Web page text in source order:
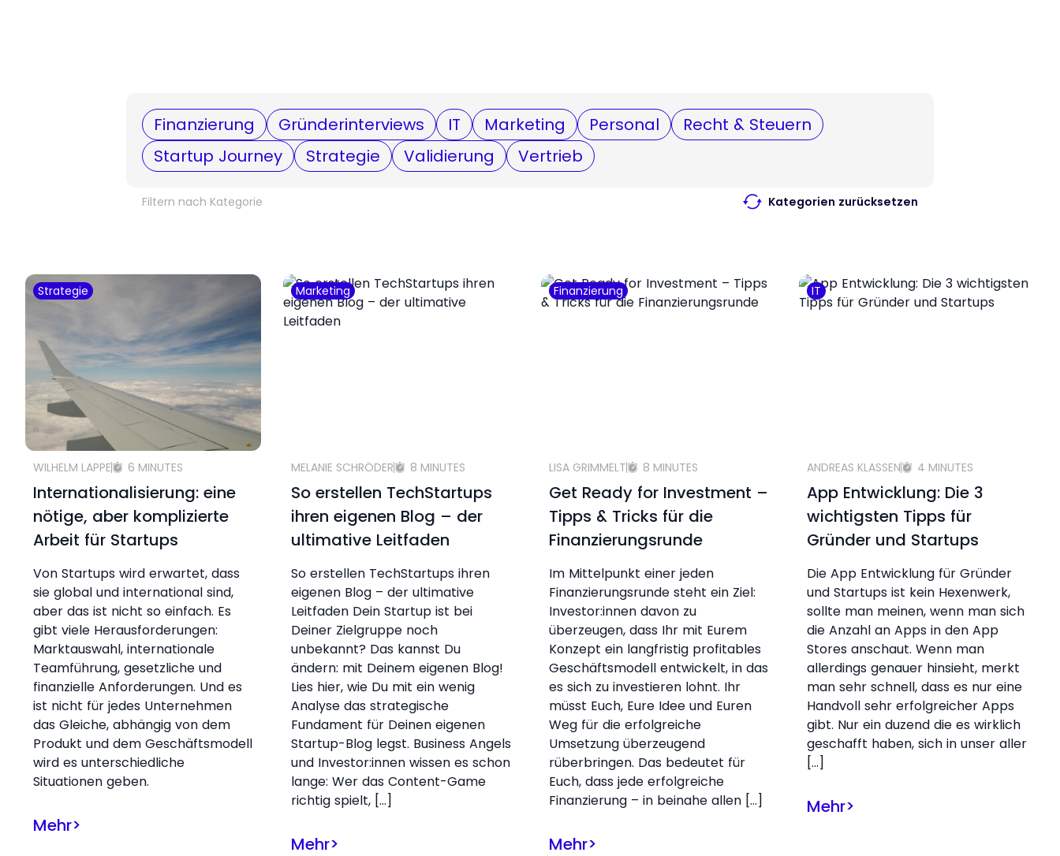
Finanzierung Gründerinterviews IT Marketing Personal
Recht & Steuern
Startup Journey
Strategie Validierung Vertrieb
Filtern nach Kategorie Kategorien zurücksetzen
Strategie
WILHELM LAPPE 6 MINUTES
Internationalisierung: eine
nötige, aber komplizierte
Arbeit für Startups
Von Startups wird erwartet, dass
sie global und international sind,
aber das ist nicht so einfach. Es
gibt viele Herausforderungen:
Marktauswahl, internationale
Teamführung, gesetzliche und
finanzielle Anforderungen. Und es
ist nicht für jedes Unternehmen
das Gleiche, abhängig von dem
Produkt und dem Geschäftsmodell
wird es unterschiedliche
Situationen geben.
Mehr>
Marketing
MELANIE SCHRÖDER 8 MINUTES
So erstellen TechStartups
ihren eigenen Blog – der
ultimative Leitfaden
So erstellen TechStartups ihren
eigenen Blog – der ultimative
Leitfaden Dein Startup ist bei
Deiner Zielgruppe noch
unbekannt? Das kannst Du
ändern: mit Deinem eigenen Blog!
Lies hier, wie Du mit ein wenig
Analyse das strategische
Fundament für Deinen eigenen
Startup-Blog legst. Business Angels
und Investor:innen wissen es schon
lange: Wer das Content-Game
richtig spielt, […]
Mehr>
Finanzierung
LISA GRIMMELT 8 MINUTES
Get Ready for Investment –
Tipps & Tricks für die
Finanzierungsrunde
Im Mittelpunkt einer jeden
Finanzierungsrunde steht ein Ziel:
Investor:innen davon zu
überzeugen, dass Ihr mit Eurem
Konzept ein langfristig profitables
Geschäftsmodell entwickelt, in das
es sich zu investieren lohnt. Ihr
müsst Euch, Eure Idee und Euren
Weg für die erfolgreiche
Umsetzung überzeugend
rüberbringen. Das bedeutet für
Euch, dass jede erfolgreiche
Finanzierung – in beinahe allen […]
Mehr>
IT
ANDREAS KLASSEN 4 MINUTES
App Entwicklung: Die 3
wichtigsten Tipps für
Gründer und Startups
Die App Entwicklung für Gründer
und Startups ist kein Hexenwerk,
sollte man meinen, wenn man sich
die Anzahl an Apps in den App
Stores anschaut. Wenn man
allerdings genauer hinsieht, merkt
man sehr schnell, dass es nur eine
Handvoll sehr erfolgreicher Apps
gibt. Nur ein duzend die es wirklich
geschafft haben, sich in unser aller
[…]
Mehr>